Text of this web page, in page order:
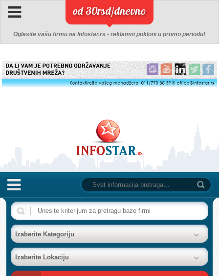
od 30rsd/dnevno
Oglasite vašu firmu na Infostar.rs - reklamni pokloni u promo periodu!
NASLOVNA
BAZA FIRMI
POSLOVNI OGLASI
Izaberite Kategoriju
Izaberite Lokaciju